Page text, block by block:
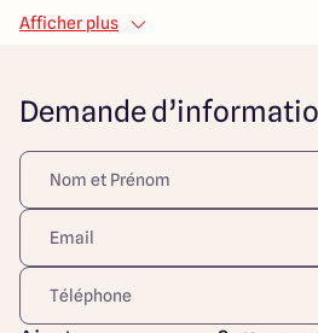
Maison à étage 4 chambres de 120
> Pièce de vie de 50 m²
> 1 cellier
Maisons Arlogis Lyon Est vous
sur mesure.
Découvrez toutes nos offres et
notre site Internet. Visuel
totalement adaptable à vos
personnalisable grâce à de
Afficher plus
Demande